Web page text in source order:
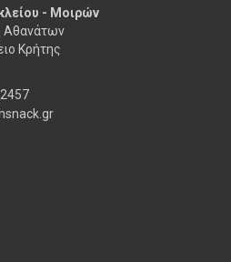
- Μοιρών
Αθανάτων
Κρήτης